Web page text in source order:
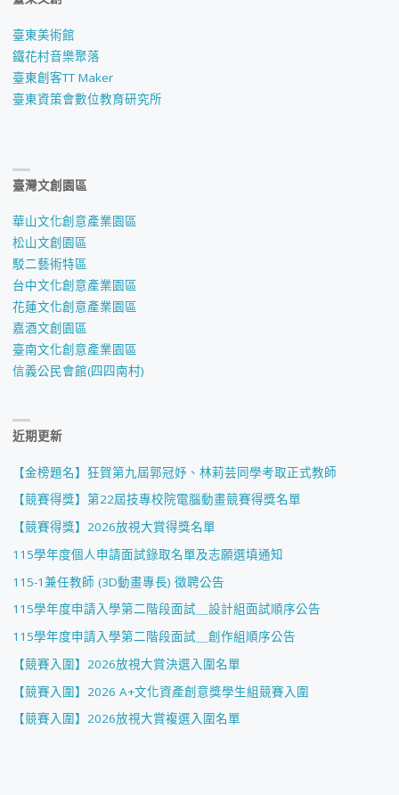
臺東美術館
鐵花村音樂聚落
臺東創客TT Maker
臺東資策會數位教育研究所
臺灣文創園區
華山文化創意產業園區
松山文創園區
駁二藝術特區
台中文化創意產業園區
花蓮文化創意產業園區
嘉酒文創園區
臺南文化創意產業園區
信義公民會館(四四南村)
近期更新
【金榜題名】狂賀第九屆郭冠妤、林莉芸同學考取正式教師
【競賽得獎】第22屆技專校院電腦動畫競賽得獎名單
【競賽得獎】2026放視大賞得獎名單
115學年度個人申請面試錄取名單及志願選填通知
115-1兼任教師 (3D動畫專長) 徵聘公告
115學年度申請入學第二階段面試＿設計組面試順序公告
115學年度申請入學第二階段面試＿創作組順序公告
【競賽入圍】2026放視大賞決選入圍名單
【競賽入圍】2026 A+文化資產創意獎學生組競賽入圍
【競賽入圍】2026放視大賞複選入圍名單